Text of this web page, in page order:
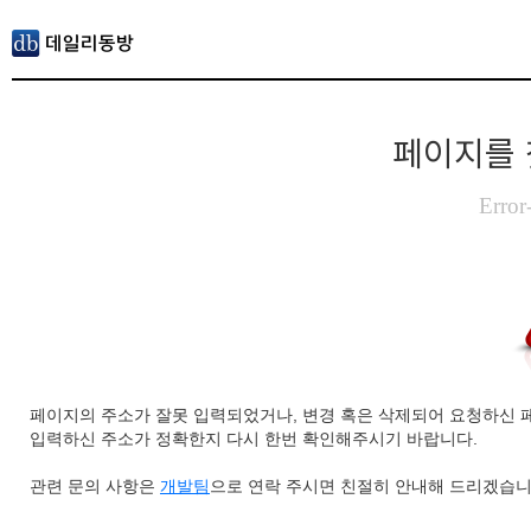
페이지를
페이지의 주소가 잘못 입력되었거나, 변경 혹은 삭제되어 요청하신
입력하신 주소가 정확한지 다시 한번 확인해주시기 바랍니다.
관련 문의 사항은 개발팀 으로 연락 주시면 친절히 안내해 드리겠습